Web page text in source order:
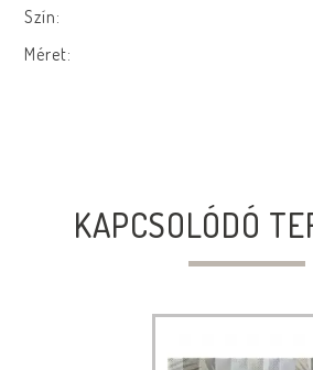
Szín:
Méret:
KAPCSOLÓDÓ